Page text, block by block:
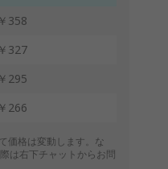
￥358
￥327
￥295
￥266
価格は変動します。な
は右下チャットからお問